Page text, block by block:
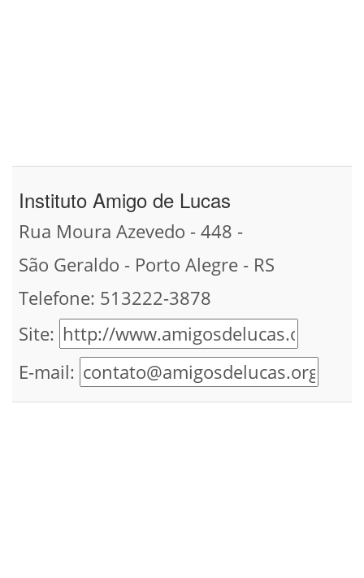
Instituto Amigo de Lucas
Rua Moura Azevedo - 448 -
São Geraldo - Porto Alegre - RS
Telefone: 513222-3878
Site:
E-mail: